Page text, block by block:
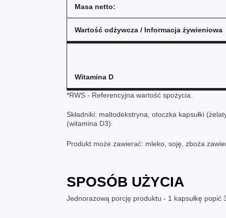
Masa netto:
Wartość odżywcza / Informacja żywieniowa
Witamina D
*RWS - Referencyjna wartość spożycia.
Składniki: maltodekstryna; otoczka kapsułki
(witamina D3).
Produkt może zawierać: mleko, soję, zboża
SPOSÓB UŻYCIA
Jednorazową porcję produktu - 1 kapsułkę popić